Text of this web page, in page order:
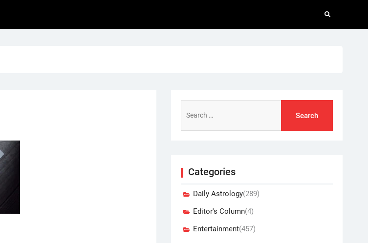
for:
Categories
Daily Astrology(289)
Editor's Column(4)
Entertainment(457)